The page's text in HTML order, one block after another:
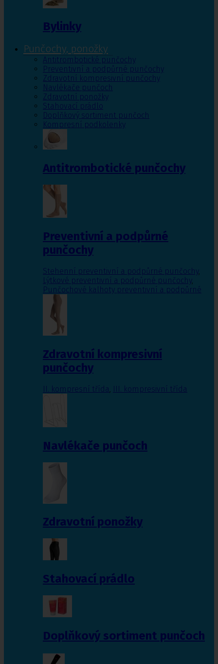
Bylinky
Punčochy, ponožky
Antitrombotické punčochy
Preventivní a podpůrné punčochy
Zdravotní kompresivní punčochy
Navlékače punčoch
Zdravotní ponožky
Stahovací prádlo
Doplňkový sortiment punčoch
Kompresní podkolenky
Antitrombotické punčochy
Preventivní a podpůrné
punčochy
Stehenní preventivní a podpůrné punčochy,
Lýtkové preventivní a podpůrné punčochy,
Punčochové kalhoty preventivní a podpůrné
Zdravotní kompresivní
punčochy
II. kompresní třída III. kompresivní třída
Navlékače punčoch
Zdravotní ponožky
Stahovací prádlo
Doplňkový sortiment punčoch